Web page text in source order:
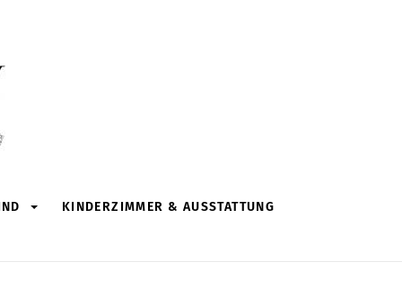
KINDERZIMMER & AUSSTATTUNG